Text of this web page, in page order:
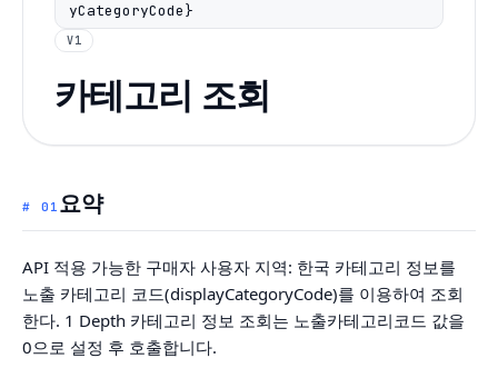
yCategoryCode}
V1
카테고리 조회
# 01 요약
API 적용 가능한 구매자 사용자 지역: 한국 카테고리 정보를
노출 카테고리 코드(displayCategoryCode)를 이용하여 조회
한다. 1 Depth 카테고리 정보 조회는 노출카테고리코드 값을
0으로 설정 후 호출합니다.